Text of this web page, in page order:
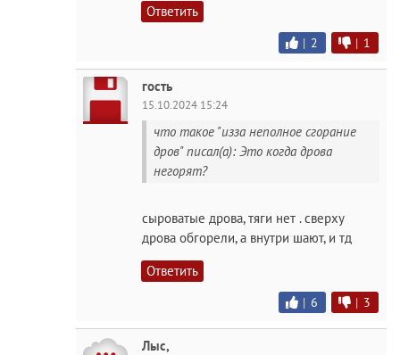
Ответить
| 2 | 1
гость
15.10.2024 15:24
что такое "изза неполное сгорание
дров" писал(а): Это когда дрова
негорят?
сыроватые дрова, тяги нет . сверху
дрова обгорели, а внутри шают, и тд
Ответить
| 6 | 3
Лыс,